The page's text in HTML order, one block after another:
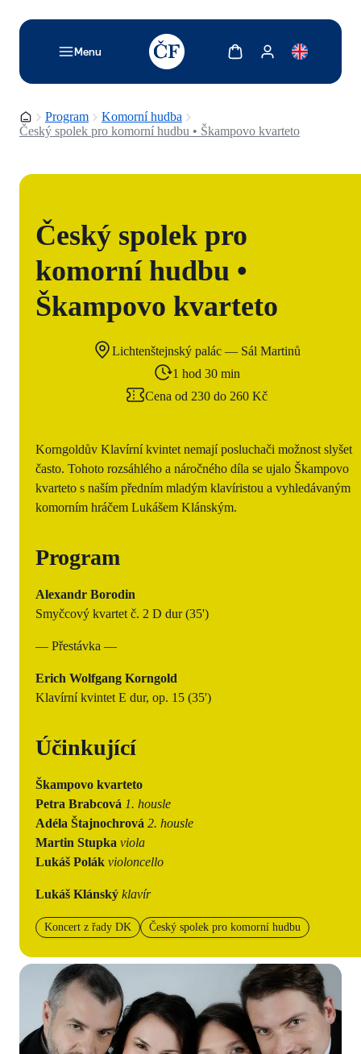
Menu
TODO: Add description for reader
Zobrazit košíkZobrazit můj účet
Domovská stránka
Program
Komorní hudba
Český spolek pro komorní hudbu • Škampovo kvarteto
Český spolek pro
komorní hudbu •
Škampovo kvarteto
Lichtenštejnský palác — Sál Martinů
1 hod 30 min
Cena od 230 do 260 Kč
Korngoldův Klavírní kvintet nemají posluchači možnost slyšet
často. Tohoto rozsáhlého a náročného díla se ujalo Škampovo
kvarteto s naším předním mladým klavíristou a vyhledávaným
komorním hráčem Lukášem Klánským.
Program
Alexandr Borodin
Smyčcový kvartet č. 2 D dur (35')
— Přestávka —
Erich Wolfgang Korngold
Klavírní kvintet E dur, op. 15 (35')
Účinkující
Škampovo kvarteto
Petra Brabcová 1. housle
Adéla Štajnochrová 2. housle
Martin Stupka viola
Lukáš Polák violoncello
Lukáš Klánský klavír
Koncert z řady DK Český spolek pro komorní hudbu